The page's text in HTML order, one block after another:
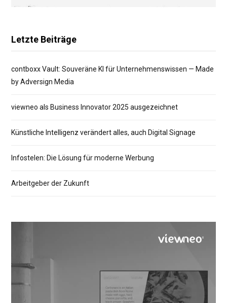
Letzte Beiträge
contboxx Vault: Souveräne KI für Unternehmenswissen — Made
by Adversign Media
viewneo als Business Innovator 2025 ausgezeichnet
Künstliche Intelligenz verändert alles, auch Digital Signage
Infostelen: Die Lösung für moderne Werbung
Arbeitgeber der Zukunft